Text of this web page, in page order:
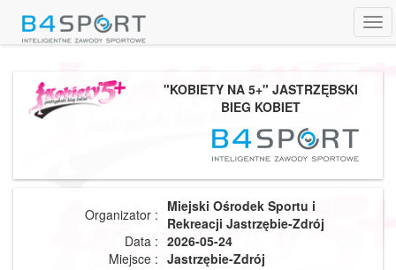
"KOBIETY NA 5+" JASTRZĘBSKI
BIEG KOBIET
Organizator : Miejski Ośrodek Sportu i
Rekreacji Jastrzębie-Zdrój
Data : 2026-05-24
Miejsce : Jastrzębie-Zdrój